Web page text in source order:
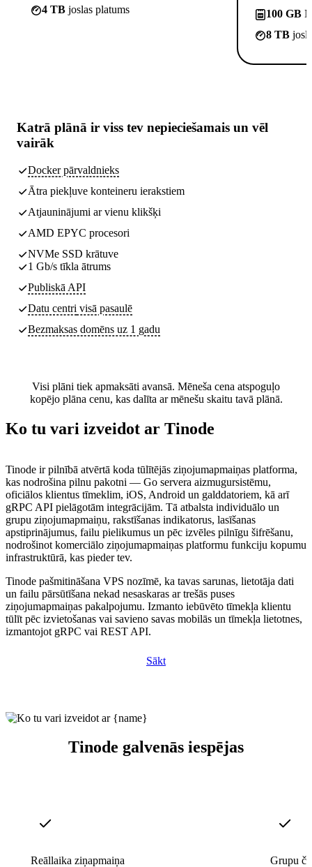
4 TB joslas platums
100 GB
8 TB
Katrā plānā ir viss tev nepieciešamais un vēl
vairāk
Docker pārvaldnieks
Ātra piekļuve konteineru ierakstiem
Atjauninājumi ar vienu klikšķi
AMD EPYC procesori
NVMe SSD krātuve
1 Gb/s tīkla ātrums
Publiskā API
Datu centri visā pasaulē
Bezmaksas domēns uz 1 gadu
Visi plāni tiek apmaksāti avansā. Mēneša cena atspoguļo
kopējo plāna cenu, kas dalīta ar mēnešu skaitu tavā plānā.
Ko tu vari izveidot ar Tinode
Tinode ir pilnībā atvērtā koda tūlītējās ziņojumapmaiņas platforma,
kas nodrošina pilnu pakotni — Go servera aizmugursistēmu,
oficiālos klientus tīmeklim, iOS, Android un galddatoriem, kā arī
gRPC API pielāgotām integrācijām. Tā atbalsta individuālo un
grupu ziņojumapmaiņu, rakstīšanas indikatorus, lasīšanas
apstiprinājumus, failu pielikumus un pēc izvēles pilnīgu šifrēšanu,
nodrošinot komerciālo ziņojumapmaiņas platformu funkciju kopumu
infrastruktūrā, kas pieder tev.
Tinode pašmitināšana VPS nozīmē, ka tavas sarunas, lietotāja dati
un failu pārsūtīšana nekad nesaskaras ar trešās puses
ziņojumapmaiņas pakalpojumu. Izmanto iebūvēto tīmekļa klientu
tūlīt pēc izvietošanas vai savieno savas mobilās un tīmekļa lietotnes,
izmantojot gRPC vai REST API.
Sākt
Tinode galvenās iespējas
Reāllaika ziņapmaiņa Grupu